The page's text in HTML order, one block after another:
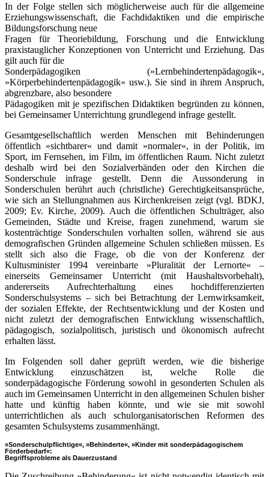
In der Folge stellen sich möglicherweise auch für die allgemeine
Erziehungs­wissenschaft, die Fachdidaktiken und die empirische
Bildungsforschung neue
Fragen für Theoriebildung, Forschung und die Entwicklung
praxistaug­licher Konzeptionen von Unterricht und Erziehung. Das
gilt auch für die
Sonderpädagogiken (»Lernbehindertenpädagogik«,
»Körperbehinderten­pädagogik« usw.). Sie sind in ihrem Anspruch,
abgrenzbare, also besondere
Pädagogiken mit je spezifischen Didaktiken begründen zu können,
bei Gemein­samer Unterrichtung grundlegend infrage gestellt.
Gesamtgesellschaftlich werden Menschen mit Behinderungen
öffentlich »sichtbarer« und damit »normaler«, in der Politik, im
Sport, im Fernsehen, im Film, im öffentlichen Raum. Nicht zuletzt
deshalb wird bei den Sozialverbänden oder den Kirchen die
Sonderschule infrage gestellt. Denn die Aussonderung in
Sonderschulen berührt auch (christliche) Gerechtigkeitsansprüche,
wie sich an Stellungnahmen aus Kirchenkreisen zeigt (vgl. BDKJ,
2009; Ev. Kirche, 2009). Auch die öffentlichen Schulträger, also
Gemeinden, Städte und Kreise, fragen zunehmend, warum sie
kostenträchtige Sonderschulen vorhalten sollen, während sie aus
demografischen Gründen allgemeine Schulen schließen müssen. Es
stellt sich also die Frage, ob die von der Konferenz der
Kultusminister 1994 vereinbarte »Pluralität der Lernorte« –
einerseits Gemeinsamer Unterricht (mit Haushaltsvorbehalt),
andererseits Aufrechterhaltung eines hochdifferenzierten
Sonderschulsystems – sich bei Betrachtung der Lernwirksamkeit,
der sozialen Effekte, der Rechtsentwicklung und der Kosten und
nicht zuletzt der demografischen Entwicklung wissenschaftlich,
pädagogisch, sozialpolitisch, juristisch und ökonomisch aufrecht
erhalten lässt.
Im Folgenden soll daher geprüft werden, wie die bisherige
Entwicklung einzuschätzen ist, welche Rolle die
sonderpädagogische Förderung sowohl in gesonderten Schulen als
auch im Gemeinsamen Unterricht in den allgemeinen Schulen bisher
hatte und künftig haben könnte, und wie sie mit sowohl
unterrichtlichen als auch schulorganisatorischen Reformen des
gesamten Schulsystems zusammenhängt.
»Sonderschulpflichtige«, »Behinderte«, »Kinder mit sonderpädagogischem
Förderbedarf«:
Begriffsprobleme als Dauerzustand